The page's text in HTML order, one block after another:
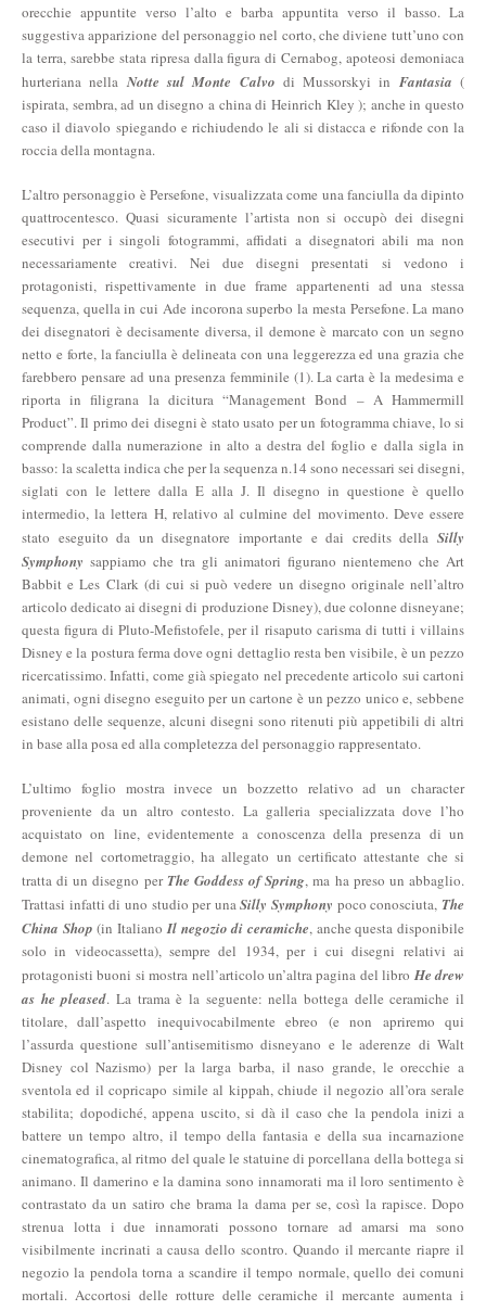
orecchie appuntite verso l’alto e barba appuntita verso il basso. La
suggestiva apparizione del personaggio nel corto, che diviene tutt’uno con
la terra, sarebbe stata ripresa dalla figura di Cernabog, apoteosi demoniaca
hurteriana nella Notte sul Monte Calvo di Mussorskyi in Fantasia (
ispirata, sembra, ad un disegno a china di Heinrich Kley ); anche in questo
caso il diavolo spiegando e richiudendo le ali si distacca e rifonde con la
roccia della montagna.
L’altro personaggio è Persefone, visualizzata come una fanciulla da dipinto
quattrocentesco. Quasi sicuramente l’artista non si occupò dei disegni
esecutivi per i singoli fotogrammi, affidati a disegnatori abili ma non
necessariamente creativi. Nei due disegni presentati si vedono i
protagonisti, rispettivamente in due frame appartenenti ad una stessa
sequenza, quella in cui Ade incorona superbo la mesta Persefone. La mano
dei disegnatori è decisamente diversa, il demone è marcato con un segno
netto e forte, la fanciulla è delineata con una leggerezza ed una grazia che
farebbero pensare ad una presenza femminile (1). La carta è la medesima e
riporta in filigrana la dicitura “Management Bond – A Hammermill
Product”. Il primo dei disegni è stato usato per un fotogramma chiave, lo si
comprende dalla numerazione in alto a destra del foglio e dalla sigla in
basso: la scaletta indica che per la sequenza n.14 sono necessari sei disegni,
siglati con le lettere dalla E alla J. Il disegno in questione è quello
intermedio, la lettera H, relativo al culmine del movimento. Deve essere
stato eseguito da un disegnatore importante e dai credits della Silly
Symphony sappiamo che tra gli animatori figurano nientemeno che Art
Babbit e Les Clark (di cui si può vedere un disegno originale nell’altro
articolo dedicato ai disegni di produzione Disney), due colonne disneyane;
questa figura di Pluto-Mefistofele, per il risaputo carisma di tutti i villains
Disney e la postura ferma dove ogni dettaglio resta ben visibile, è un pezzo
ricercatissimo. Infatti, come già spiegato nel precedente articolo sui cartoni
animati, ogni disegno eseguito per un cartone è un pezzo unico e, sebbene
esistano delle sequenze, alcuni disegni sono ritenuti più appetibili di altri
in base alla posa ed alla completezza del personaggio rappresentato.
L’ultimo foglio mostra invece un bozzetto relativo ad un character
proveniente da un altro contesto. La galleria specializzata dove l’ho
acquistato on line, evidentemente a conoscenza della presenza di un
demone nel cortometraggio, ha allegato un certificato attestante che si
tratta di un disegno per The Goddess of Spring, ma ha preso un abbaglio.
Trattasi infatti di uno studio per unaSilly Symphony poco conosciuta, The
China Shop (in ItalianoIl negozio di ceramiche, anche questa disponibile
solo in videocassetta), sempre del 1934, per i cui disegni relativi ai
protagonisti buoni si mostra nell’articolo un’altra pagina del libro He drew
as he pleased. La trama è la seguente: nella bottega delle ceramiche il
titolare, dall’aspetto inequivocabilmente ebreo (e non apriremo qui
l’assurda questione sull’antisemitismo disneyano e le aderenze di Walt
Disney col Nazismo) per la larga barba, il naso grande, le orecchie a
sventola ed il copricapo simile al kippah, chiude il negozio all’ora serale
stabilita; dopodiché, appena uscito, si dà il caso che la pendola inizi a
battere un tempo altro, il tempo della fantasia e della sua incarnazione
cinematografica, al ritmo del quale le statuine di porcellana della bottega si
animano. Il damerino e la damina sono innamorati ma il loro sentimento è
contrastato da un satiro che brama la dama per se, così la rapisce. Dopo
strenua lotta i due innamorati possono tornare ad amarsi ma sono
visibilmente incrinati a causa dello scontro. Quando il mercante riapre il
negozio la pendola torna a scandire il tempo normale, quello dei comuni
mortali. Accortosi delle rotture delle ceramiche il mercante aumenta i